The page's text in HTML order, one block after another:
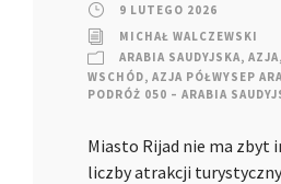
9 LUTEGO 2026
MICHAŁ WALCZEWSKI
ARABIA SAUDYJSKA, AZJA,
WSCHÓD, AZJA PÓŁWYSEP
PODRÓŻ 050 – ARABIA
Miasto Rijad nie ma zbyt
liczby atrakcji